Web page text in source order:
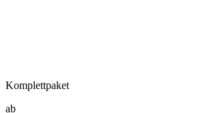
Komplettpaket
ab